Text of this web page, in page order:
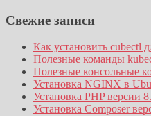
Свежие записи
Как установить cubectl
Полезные команды
Полезные консольные
Установка NGINX в
Установка PHP версии
Установка Composer